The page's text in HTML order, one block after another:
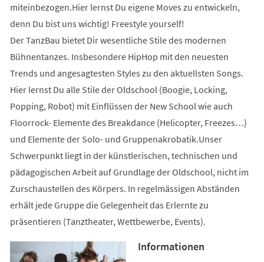
miteinbezogen.Hier lernst Du eigene Moves zu entwickeln,
denn Du bist uns wichtig! Freestyle yourself!
Der TanzBau bietet Dir wesentliche Stile des modernen
Bühnentanzes. Insbesondere HipHop mit den neuesten
Trends und angesagtesten Styles zu den aktuellsten Songs.
Hier lernst Du alle Stile der Oldschool (Boogie, Locking,
Popping, Robot) mit Einflüssen der New School wie auch
Floorrock- Elemente des Breakdance (Helicopter, Freezes…)
und Elemente der Solo- und Gruppenakrobatik.Unser
Schwerpunkt liegt in der künstlerischen, technischen und
pädagogischen Arbeit auf Grundlage der Oldschool, nicht im
Zurschaustellen des Körpers. In regelmässigen Abständen
erhält jede Gruppe die Gelegenheit das Erlernte zu
präsentieren (Tanztheater, Wettbewerbe, Events).
Informationen